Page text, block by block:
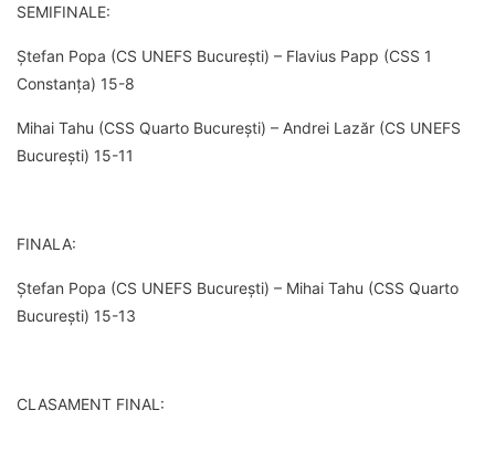
SEMIFINALE:
Ștefan Popa (CS UNEFS București) – Flavius Papp (CSS 1
Constanța) 15-8
Mihai Tahu (CSS Quarto București) – Andrei Lazăr (CS UNEFS
București) 15-11
FINALA:
Ștefan Popa (CS UNEFS București) – Mihai Tahu (CSS Quarto
București) 15-13
CLASAMENT FINAL: